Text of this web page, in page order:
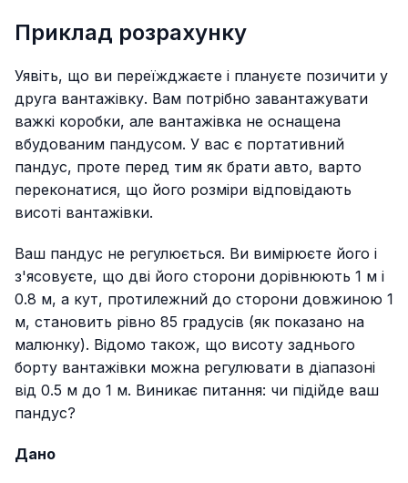
Приклад розрахунку
Уявіть, що ви переїжджаєте і плануєте позичити у
друга вантажівку. Вам потрібно завантажувати
важкі коробки, але вантажівка не оснащена
вбудованим пандусом. У вас є портативний
пандус, проте перед тим як брати авто, варто
переконатися, що його розміри відповідають
висоті вантажівки.
Ваш пандус не регулюється. Ви вимірюєте його і
з'ясовуєте, що дві його сторони дорівнюють 1 м і
0.8 м, а кут, протилежний до сторони довжиною 1
м, становить рівно 85 градусів (як показано на
малюнку). Відомо також, що висоту заднього
борту вантажівки можна регулювати в діапазоні
від 0.5 м до 1 м. Виникає питання: чи підійде ваш
пандус?
Дано